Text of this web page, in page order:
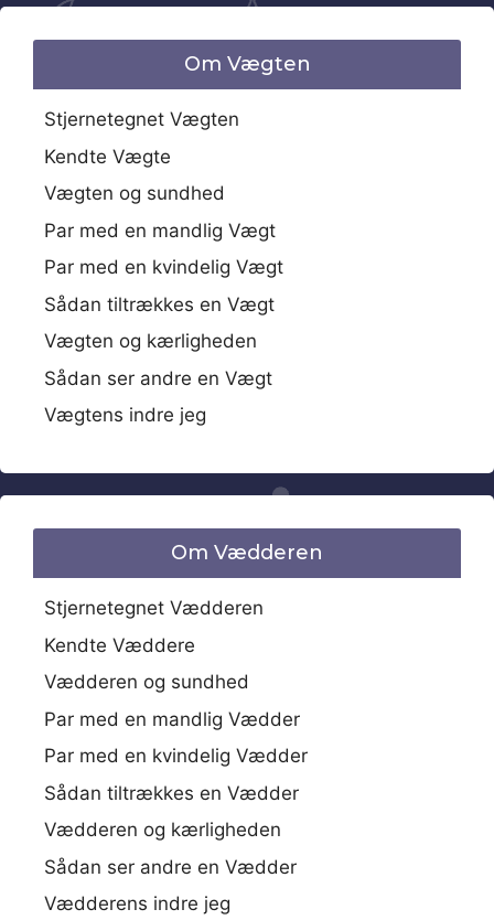
Om Vægten
Stjernetegnet Vægten
Kendte Vægte
Vægten og sundhed
Par med en mandlig Vægt
Par med en kvindelig Vægt
Sådan tiltrækkes en Vægt
Vægten og kærligheden
Sådan ser andre en Vægt
Vægtens indre jeg
Om Vædderen
Stjernetegnet Vædderen
Kendte Væddere
Vædderen og sundhed
Par med en mandlig Vædder
Par med en kvindelig Vædder
Sådan tiltrækkes en Vædder
Vædderen og kærligheden
Sådan ser andre en Vædder
Vædderens indre jeg